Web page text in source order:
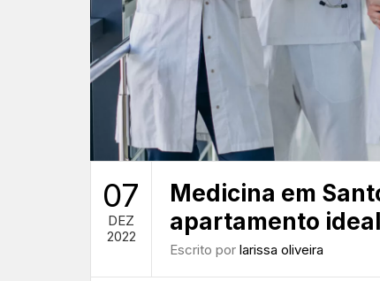
07
DEZ
2022
Medicina em
apartamento
Escrito por larissa oliveira